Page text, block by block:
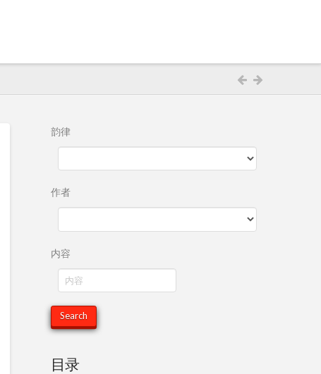
韵律
作者
内容
目录